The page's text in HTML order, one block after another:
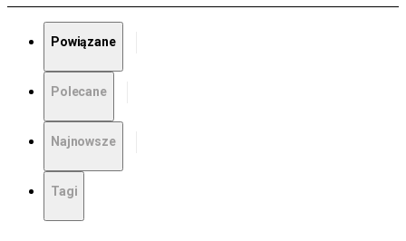
Powiązane
Polecane
Najnowsze
Tagi